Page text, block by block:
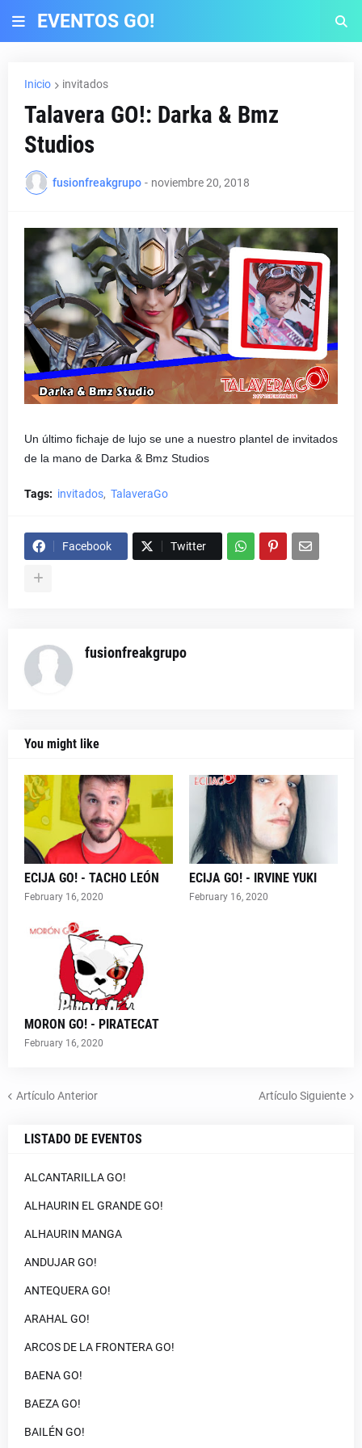
EVENTOS GO!
Inicio invitados
Talavera GO!: Darka & Bmz
Studios
fusionfreakgrupo - noviembre 20, 2018
Un último fichaje de lujo se une a nuestro plantel de invitados
de la mano de Darka & Bmz Studios
Tags: invitados TalaveraGo
Facebook Twitter
fusionfreakgrupo
You might like
ECIJA GO! - TACHO LEÓN
February 16, 2020
ECIJA GO! - IRVINE YUKI
February 16, 2020
MORON GO! - PIRATECAT
February 16, 2020
Artículo Anterior Artículo Siguiente
LISTADO DE EVENTOS
ALCANTARILLA GO!
ALHAURIN EL GRANDE GO!
ALHAURIN MANGA
ANDUJAR GO!
ANTEQUERA GO!
ARAHAL GO!
ARCOS DE LA FRONTERA GO!
BAENA GO!
BAEZA GO!
BAILÉN GO!